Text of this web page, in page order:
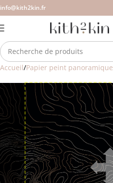
info@kith2kin.fr
Accueil Papier peint panoramique